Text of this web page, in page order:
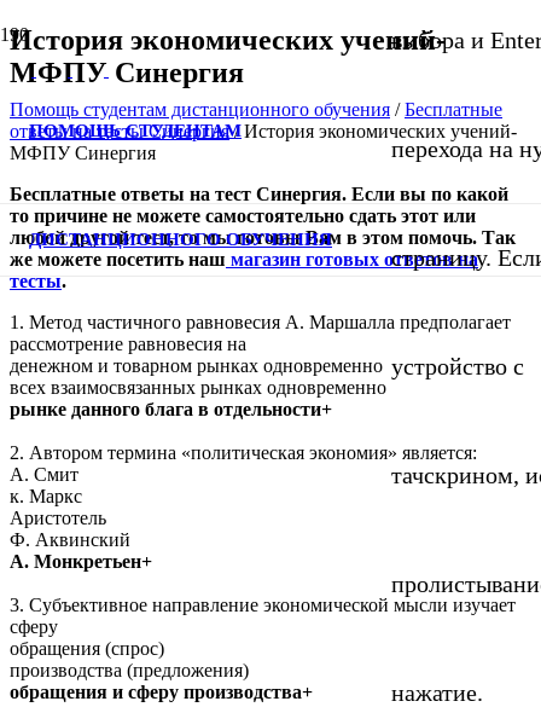
ПОМОЩЬ СТУДЕНТАМ
ДИСТАНЦИОННОГО ОБУЧЕНИЯ
выбора и
перехода на
страницу.
устройство с
тачскрином,
нажатие.
История экономических учений-
МФПУ Синергия
Помощь студентам дистанционного обучения /Бесплатные
ответы на тесты Синергия/История экономических учений-
МФПУ Синергия
Бесплатные ответы на тест Синергия. Если вы по какой
то причине не можете самостоятельно сдать этот или
любой другой тест, то мы готовы Вам в этом помочь. Так
же можете посетить наш магазин готовых ответов на
тесты.
1. Метод частичного равновесия А. Маршалла предполагает
рассмотрение равновесия на
денежном и товарном рынках одновременно
всех взаимосвязанных рынках одновременно
рынке данного блага в отдельности+
2. Автором термина «политическая экономия» является:
А. Смит
к. Маркс
Аристотель
Ф. Аквинский
А. Монкретьен+
3. Субъективное направление экономической мысли изучает
сферу
обращения (спрос)
производства (предложения)
обращения и сферу производства+